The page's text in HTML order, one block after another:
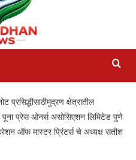
प्रसिद्धीसाठीमुद्रण क्षेत्रातील
पूना प्रेस ओनर्स असोसिएशन लिमिटेड पुणे
ऑफ मास्टर प्रिंटर्स चे अध्यक्ष सतीश